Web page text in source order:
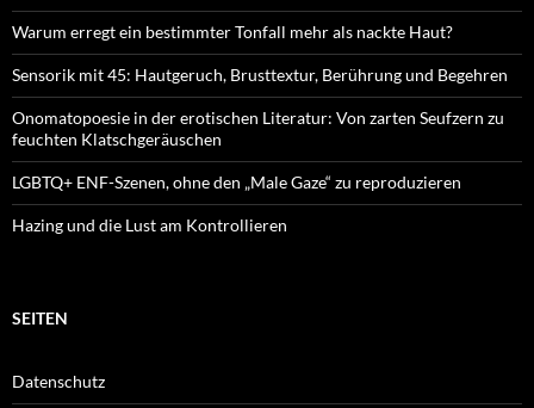
Warum erregt ein bestimmter Tonfall mehr als nackte Haut?
Sensorik mit 45: Hautgeruch, Brusttextur, Berührung und Begehren
Onomatopoesie in der erotischen Literatur: Von zarten Seufzern zu
feuchten Klatschgeräuschen
LGBTQ+ ENF-Szenen, ohne den „Male Gaze“ zu reproduzieren
Hazing und die Lust am Kontrollieren
SEITEN
Datenschutz